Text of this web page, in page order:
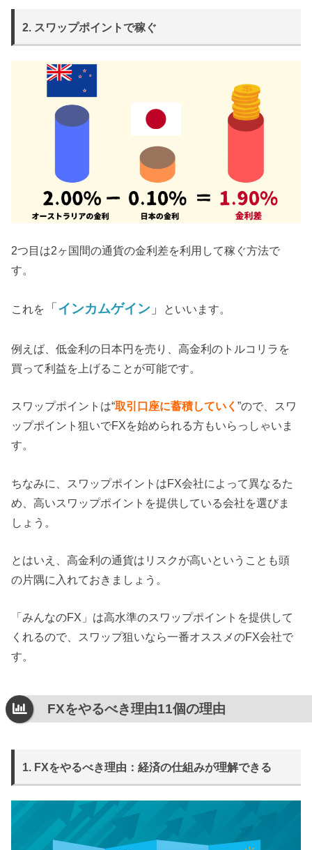
2. スワップポイントで稼ぐ
2つ目は2ヶ国間の通貨の金利差を利用して稼ぐ方法で
す。
これを 「 インカムゲイン 」 といいます。
例えば、低金利の日本円を売り、高金利のトルコリラを
買って利益を上げることが可能です。
スワップポイントは“取引口座に蓄積していく”ので、スワ
ップポイント狙いでFXを始められる方もいらっしゃいま
す。
ちなみに、スワップポイントはFX会社によって異なるた
め、高いスワップポイントを提供している会社を選びま
しょう。
とはいえ、高金利の通貨はリスクが高いということも頭
の片隅に入れておきましょう。
「みんなのFX」は高水準のスワップポイントを提供して
くれるので、スワップ狙いなら一番オススメのFX会社で
す。
FXをやるべき理由11個の理由
1. FXをやるべき理由：経済の仕組みが理解できる